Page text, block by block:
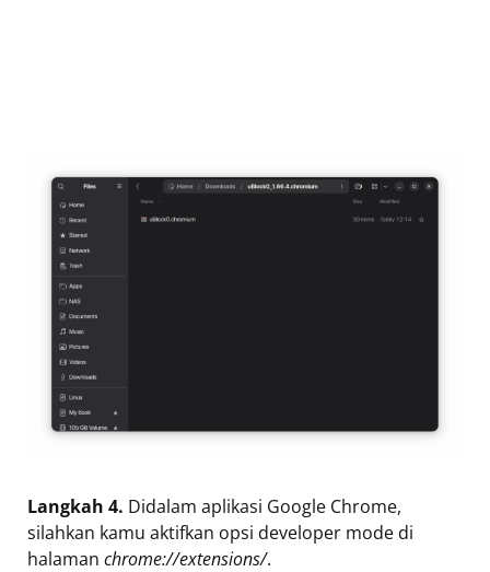
Langkah 4. Didalam aplikasi Google Chrome,
silahkan kamu aktifkan opsi developer mode di
halaman chrome://extensions/.